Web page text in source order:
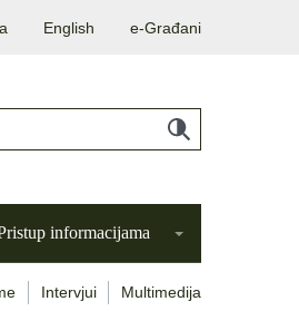
English e-Građani
informacijama
Intervjui Multimedija